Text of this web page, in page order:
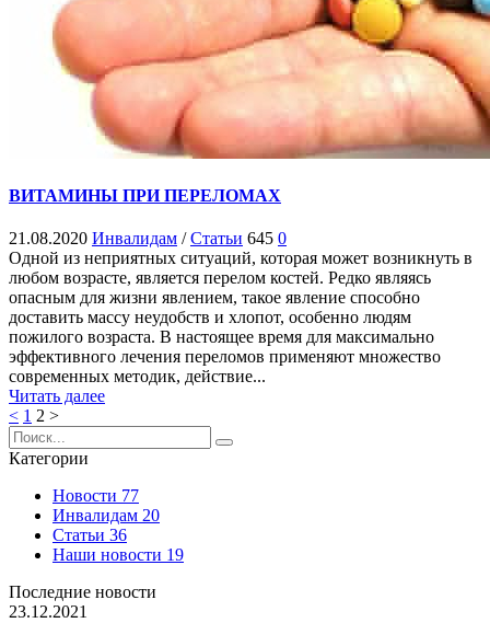
ВИТАМИНЫ ПРИ ПЕРЕЛОМАХ
21.08.2020 Инвалидам /Статьи 645 0
Одной из неприятных ситуаций, которая может возникнуть в
любом возрасте, является перелом костей. Редко являясь
опасным для жизни явлением, такое явление способно
доставить массу неудобств и хлопот, особенно людям
пожилого возраста. В настоящее время для максимально
эффективного лечения переломов применяют множество
современных методик, действие...
Читать далее
< 1 2 >
Категории
Новости 77
Инвалидам 20
Статьи 36
Наши новости 19
Последние новости
23.12.2021